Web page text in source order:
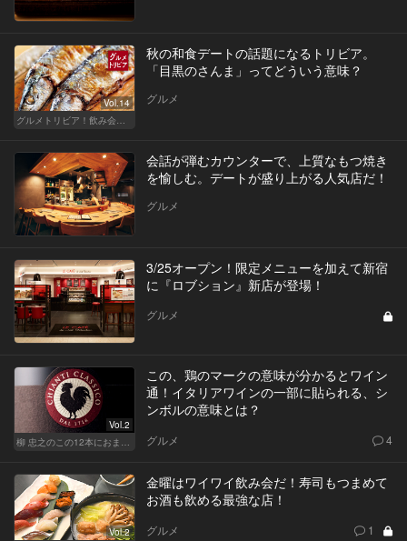
Vol.14
グルメトリビア！飲み会やデートで会話のネタになるQ＆A
秋の和食デートの話題になるトリビア。
「目黒のさんま」ってどういう意味？
グルメ
会話が弾むカウンターで、上質なもつ焼き
を愉しむ。デートが盛り上がる人気店だ！
グルメ
3/25オープン！限定メニューを加えて新宿
に『ロブション』新店が登場！
グルメ
Vol.2
柳 忠之のこの12本におまかせ
この、鶏のマークの意味が分かるとワイン
通！イタリアワインの一部に貼られる、シ
ンボルの意味とは？
グルメ 4
Vol.2
金曜はワイワイ飲み会だ！寿司もつまめて
お酒も飲める最強な店！
グルメ 1